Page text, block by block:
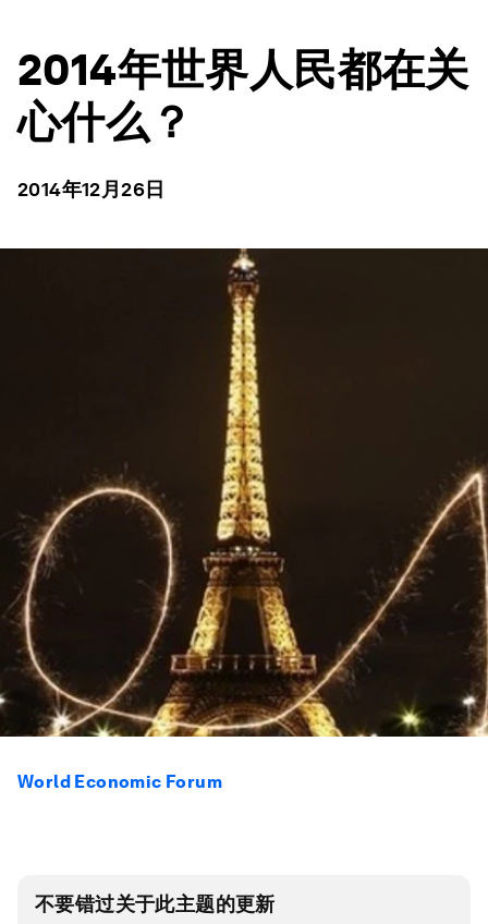
2014年世界人民都在关
心什么？
2014年12月26日
World Economic Forum
不要错过关于此主题的更新